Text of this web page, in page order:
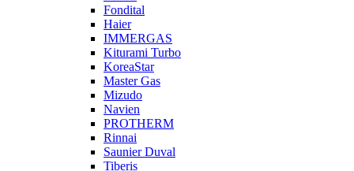
Fondital
Haier
IMMERGAS
Kiturami Turbo
KoreaStar
Master Gas
Mizudo
Navien
PROTHERM
Rinnai
Saunier Duval
Tiberis